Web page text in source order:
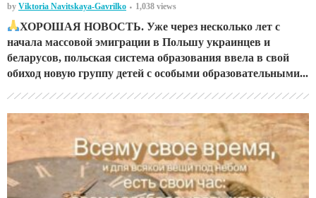
by Viktoria Navitskaya-Gavrilko 1,038 views
ХОРОШАЯ НОВОСТЬ. Уже через несколько лет с
начала массовой эмиграции в Польшу украинцев и
беларусов, польская система образования ввела в свой
обиход новую группу детей с особыми образовательными...